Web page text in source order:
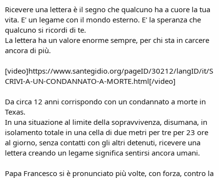
Ricevere una lettera è il segno che qualcuno ha a cuore la tua
vita. E' un legame con il mondo esterno. E' la speranza che
qualcuno si ricordi di te.
La lettera ha un valore enorme sempre, per chi sta in carcere
ancora di più.
[video]https://www.santegidio.org/pageID/30212/langID/it/S
CRIVI-A-UN-CONDANNATO-A-MORTE.html[/video]
Da circa 12 anni corrispondo con un condannato a morte in
Texas.
In una situazione al limite della sopravvivenza, disumana, in
isolamento totale in una cella di due metri per tre per 23 ore
al giorno, senza contatti con gli altri detenuti, ricevere una
lettera creando un legame significa sentirsi ancora umani.
Papa Francesco si è pronunciato più volte, con forza, contro la